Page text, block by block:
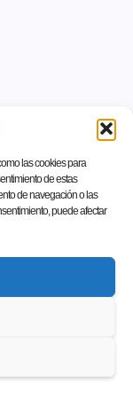
las cookies para
de estas
de navegación o las
puede afectar